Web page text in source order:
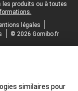
les produits ou à toutes
légales
© 2026 Gomibo.fr
similaires pour